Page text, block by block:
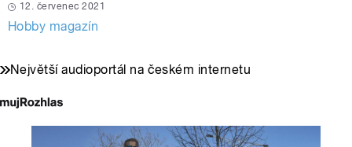
12. červenec 2021
Hobby magazín
Největší audioportál na českém internetu